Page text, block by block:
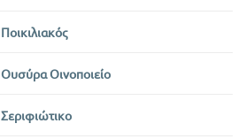
Ποικιλιακός
Ουσύρα Οινοποιείο
Σεριφιώτικο